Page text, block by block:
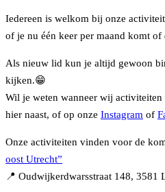
Iedereen is welkom bij onze
of je nu één keer per maand komt of
Als nieuw lid kun je altijd gewoon
kijken.😁
Wil je weten wanneer wij
hier naast, of op onze Instagram of
Onze activiteiten vinden voor de
oost Utrecht”
📍 Oudwijkerdwarsstraat 148, 3581